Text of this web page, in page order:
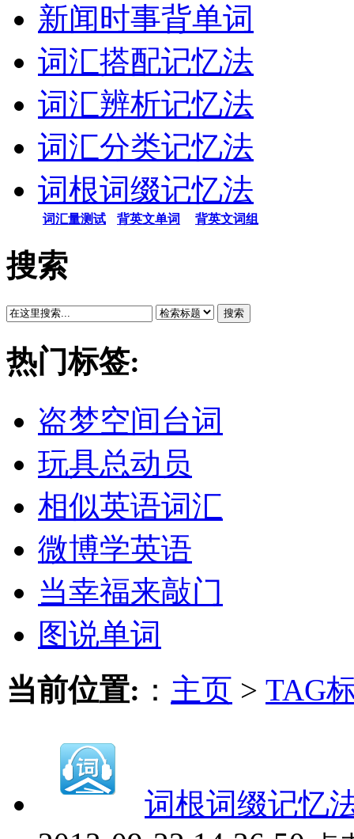
新闻时事背单词
词汇搭配记忆法
词汇辨析记忆法
词汇分类记忆法
词根词缀记忆法
词汇量测试 背英文单词 背英文词组
搜索
搜索
热门标签:
盗梦空间台词
玩具总动员
相似英语词汇
微博学英语
当幸福来敲门
图说单词
当前位置: ： 主页 > TAG
词根词缀记忆